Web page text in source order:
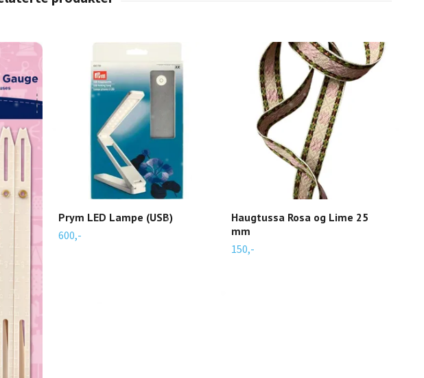
Prym LED Lampe (USB)
600,-
Haugtussa Rosa og Lime 25
mm
150,-